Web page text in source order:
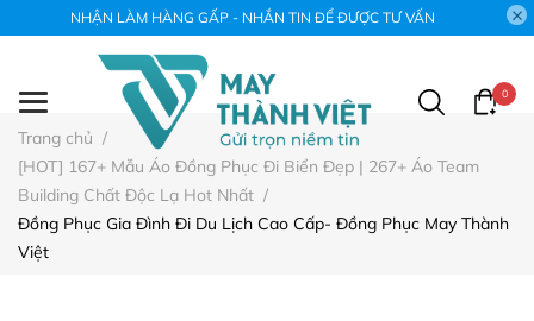
NHẬN LÀM HÀNG GẤP - NHẮN TIN ĐỂ ĐƯỢC TƯ VẤN
0
Trang chủ /
[HOT] 167+ Mẫu Áo Đồng Phục Đi Biển Đẹp | 267+ Áo Team
Building Chất Độc Lạ Hot Nhất /
Đồng Phục Gia Đình Đi Du Lịch Cao Cấp- Đồng Phục May Thành
Việt